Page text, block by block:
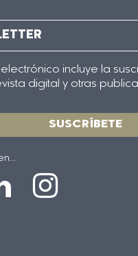
incluye la
digital y otras
SUSCRÍBETE
Icono
IconoIcono